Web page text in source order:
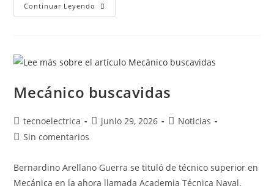
Continuar Leyendo
Mecánico buscavidas
tecnoelectrica junio 29, 2026
Noticias
Sin comentarios
Bernardino Arellano Guerra se tituló de técnico superior en
Mecánica en la ahora llamada Academia Técnica Naval.